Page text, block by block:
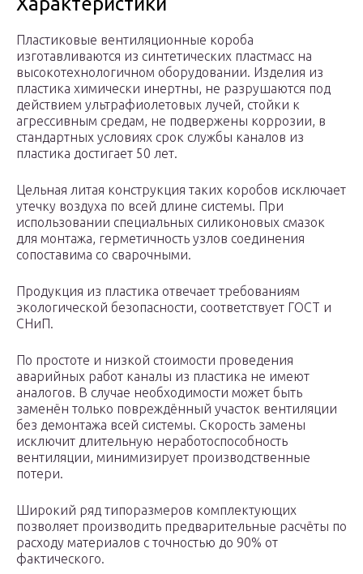
Пластиковые вентиляционные короба
изготавливаются из синтетических пластмасс на
высокотехнологичном оборудовании. Изделия из
пластика химически инертны, не разрушаются под
действием ультрафиолетовых лучей, стойки к
агрессивным средам, не подвержены коррозии, в
стандартных условиях срок службы каналов из
пластика достигает 50 лет.
Цельная литая конструкция таких коробов исключает
утечку воздуха по всей длине системы. При
использовании специальных силиконовых смазок
для монтажа, герметичность узлов соединения
сопоставима со сварочными.
Продукция из пластика отвечает требованиям
экологической безопасности, соответствует ГОСТ и
СНиП.
По простоте и низкой стоимости проведения
аварийных работ каналы из пластика не имеют
аналогов. В случае необходимости может быть
заменён только повреждённый участок вентиляции
без демонтажа всей системы. Скорость замены
исключит длительную неработоспособность
вентиляции, минимизирует производственные
потери.
Широкий ряд типоразмеров комплектующих
позволяет производить предварительные расчёты по
расходу материалов с точностью до 90% от
фактического.